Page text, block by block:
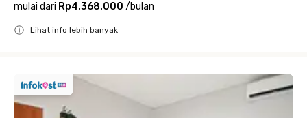
mulai dari Rp4.368.000 /bulan
Lihat info lebih banyak